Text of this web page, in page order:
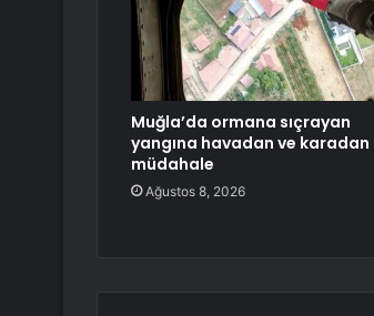
Muğla’da ormana sıçrayan
yangına havadan ve karadan
müdahale
Ağustos 8, 2026